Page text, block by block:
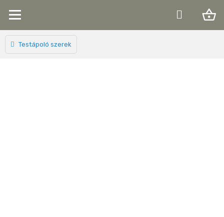
shopping_basket
Testápoló szerek